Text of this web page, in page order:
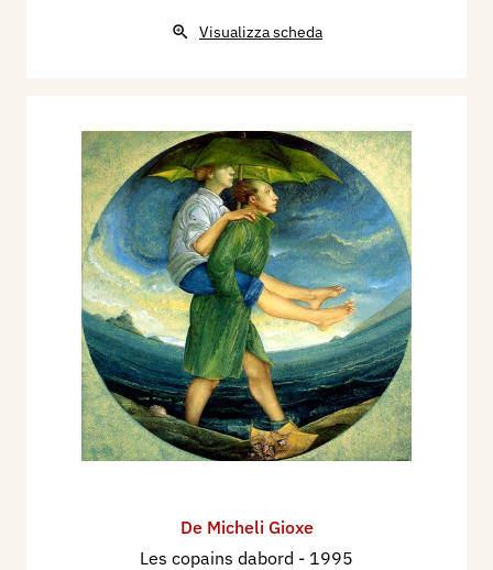
Micheli sembra avere affinato le sue migliori
che Gioxe dosa con sapienza, mentre sembra
decantare, in queste ultime opere, una certa qual
crudezza incisiva affilata, del suo stile, in un
impasto sempre magro ed essenziale ma più
morbido, stemperato da una nota di malinconia;
sostenuta, quest’ultima, anche dal dolce accordo
dei toni spenti e dalle colate di pianto che
intridono la tela, la cui trama, secondo una felice
soluzione, diviene essa medesima materia della
pittura. L’impegno morale che ha sempre
pervaso i dipinti di Gioxe De Micheli non è
scomparso. Ora, forse, esce sublimato in una
Francesco Porzio, 1983
Visualizza scheda
De Micheli Gioxe
Les copains dabord - 1995